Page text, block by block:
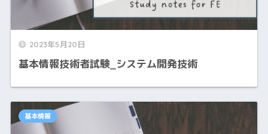
2023年5月20日
基本情報技術者試験_システム開発技術
基本情報